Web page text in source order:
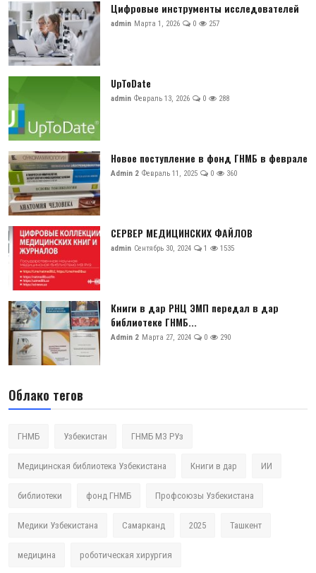
Цифровые инструменты исследователей
admin Марта 1, 2026 0 257
UpToDate
admin Февраль 13, 2026 0 288
Новое поступление в фонд ГНМБ в феврале
Admin 2 Февраль 11, 2025 0 360
СЕРВЕР МЕДИЦИНСКИХ ФАЙЛОВ
admin Сентябрь 30, 2024 1 1535
Книги в дар РНЦ ЭМП передал в дар
библиотеке ГНМБ...
Admin 2 Марта 27, 2024 0 290
Облако тегов
ГНМБ Узбекистан ГНМБ МЗ РУз
Медицинская библиотека Узбекистана Книги в дар ИИ
библиотеки фонд ГНМБ Профсоюзы Узбекистана
Медики Узбекистана Самарканд 2025 Ташкент
медицина роботическая хирургия